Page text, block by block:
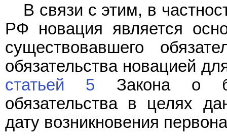
В связи с этим, в
РФ новация является
существовавшего
обязательства новацией
статьей 5 Закона о
обязательства в целях
дату возникновения